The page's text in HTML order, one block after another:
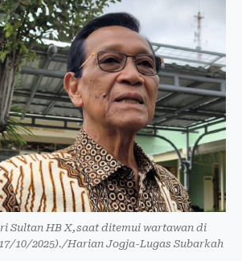
Sultan HB X,saat ditemui wartawan di
10/2025)./Harian Jogja-Lugas Subarkah